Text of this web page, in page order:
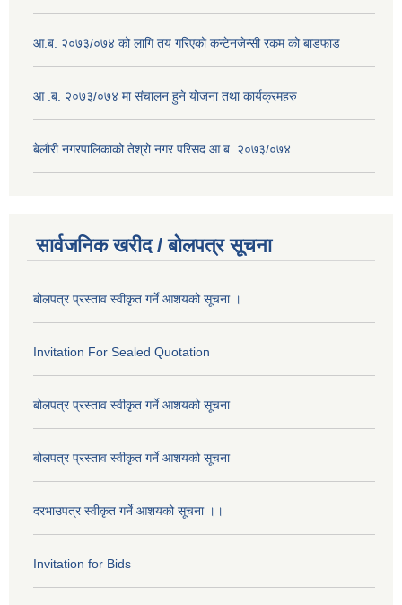
आ.ब. २०७३/०७४ को लागि तय गरिएको कन्टेनजेन्सी रकम को बाडफाड
आ .ब. २०७३/०७४ मा संचालन हुने योजना तथा कार्यक्रमहरु
बेलौरी नगरपालिकाको तेश्रो नगर परिसद आ.ब. २०७३/०७४
सार्वजनिक खरीद / बोलपत्र सूचना
बोलपत्र प्रस्ताव स्वीकृत गर्ने आशयको सूचना ।
Invitation For Sealed Quotation
बोलपत्र प्रस्ताव स्वीकृत गर्ने आशयको सूचना
बोलपत्र प्रस्ताव स्वीकृत गर्ने आशयको सूचना
दरभाउपत्र स्वीकृत गर्ने आशयको सूचना ।।
Invitation for Bids